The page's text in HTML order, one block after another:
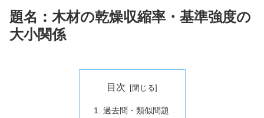
題名： 木材の乾燥収縮率・基準強度の
大小関係
目次
過去問・類似問題